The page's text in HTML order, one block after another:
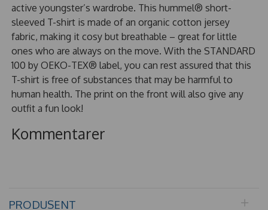
active youngster’s wardrobe. This hummel® short-
sleeved T-shirt is made of an organic cotton jersey
fabric, making it cosy but breathable – great for little
ones who are always on the move. With the STANDARD
100 by OEKO-TEX® label, you can rest assured that this
T-shirt is free of substances that may be harmful to
human health. The print on the front will also give any
outfit a fun look!
Kommentarer
PRODUSENT